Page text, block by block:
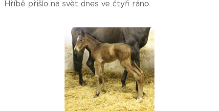
Hříbě přišlo na svět dnes ve čtyři ráno.